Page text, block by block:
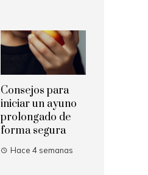
Consejos para
iniciar un ayuno
prolongado de
forma segura
Hace 4 semanas